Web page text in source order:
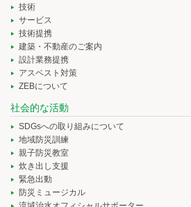
技術
サービス
技術提携
建築・不動産のご案内
設計業務提携
アスベスト対策
ZEBについて
社会的な活動
SDGsへの取り組みについて
地域防災訓練
親子防災教室
炊き出し支援
緊急出動
防災ミュージカル